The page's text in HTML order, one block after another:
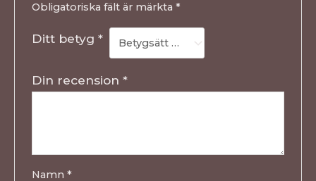
Obligatoriska fält är märkta*
Ditt betyg*
Din recension*
Namn*